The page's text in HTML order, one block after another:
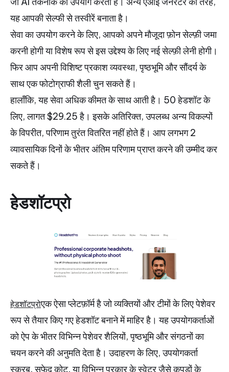
यह आपकी सेल्फी से तस्वीरें बनाता है।
सेवा का उपयोग करने के लिए, आपको अपने मौजूदा फ़ोन सेल्फ़ी जमा
करनी होगी या विशेष रूप से इस उद्देश्य के लिए नई सेल्फ़ी लेनी होगी।
फिर आप अपनी विशिष्ट प्रकाश व्यवस्था, पृष्ठभूमि और सौंदर्य के
साथ एक फोटोग्राफी शैली चुन सकते हैं।
हालाँकि, यह सेवा अधिक कीमत के साथ आती है। 50 हेडशॉट के
लिए, लागत $29.25 है। इसके अतिरिक्त, उपलब्ध अन्य विकल्पों
के विपरीत, परिणाम तुरंत वितरित नहीं होते हैं। आप लगभग 2
व्यावसायिक दिनों के भीतर अंतिम परिणाम प्राप्त करने की उम्मीद कर
सकते हैं।
हेडशॉटप्रो
हेडशॉटप्रोएक ऐसा प्लेटफ़ॉर्म है जो व्यक्तियों और टीमों के लिए पेशेवर
रूप से तैयार किए गए हेडशॉट बनाने में माहिर है। यह उपयोगकर्ताओं
को ऐप के भीतर विभिन्न पेशेवर शैलियों, पृष्ठभूमि और संगठनों का
चयन करने की अनुमति देता है। उदाहरण के लिए, उपयोगकर्ता
स्क्रब, सफेद कोट, या विभिन्न प्रकार के स्वेटर जैसे कपड़ों के